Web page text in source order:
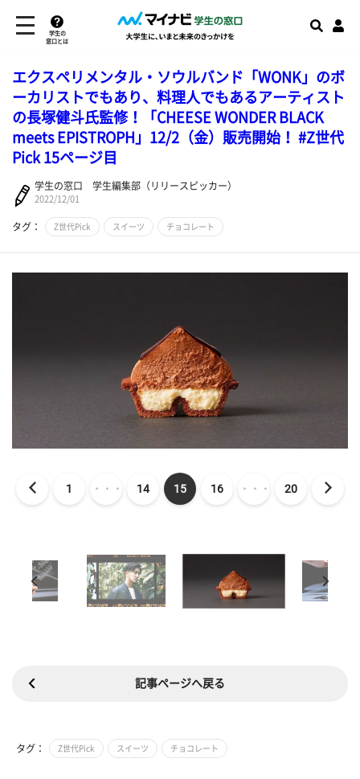
学生の
窓口とは
エクスペリメンタル・ソウルバンド「WONK」のボ
ーカリストでもあり、料理人でもあるアーティスト
の長塚健斗氏監修！「CHEESE WONDER BLACK
meets EPISTROPH」12/2（金）販売開始！ #Z世代
Pick 15ページ目
学生の窓口 学生編集部（リリースピッカー）
2022/12/01
タグ： Z世代Pick スイーツ チョコレート
1 ・・・ 14 15 16 ・・・ 20
記事ページへ戻る
タグ： Z世代Pick スイーツ チョコレート